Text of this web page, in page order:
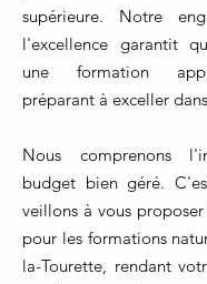
supérieure. Notre
l'excellence garantit
une formation
préparant à exceller
Nous comprenons
budget bien géré.
veillons à vous
pour les formations
la-Tourette, rendant